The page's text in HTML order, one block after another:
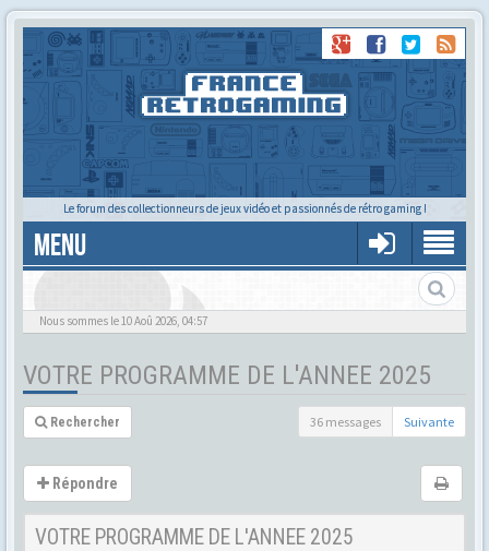
Le forum des collectionneurs de jeux vidéo et passionnés de rétro gaming !
MENU
Nous sommes le 10 Aoû 2026, 04:57
VOTRE PROGRAMME DE L'ANNEE 2025
36 messages Suivante
Rechercher
Répondre
VOTRE PROGRAMME DE L'ANNEE 2025